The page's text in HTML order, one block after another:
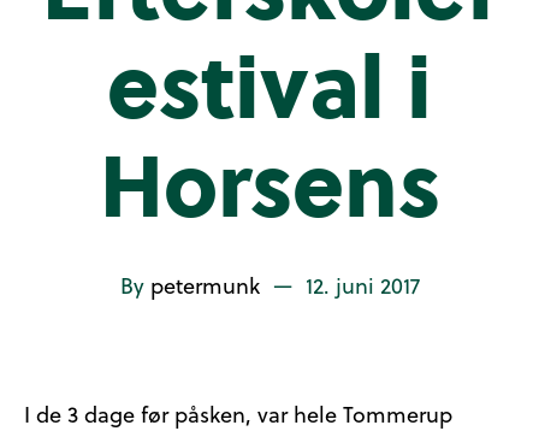
estival i
Horsens
By petermunk — 12. juni 2017
I de 3 dage før påsken, var hele Tommerup